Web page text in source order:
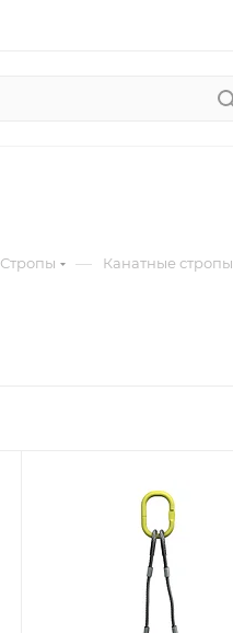
Стропы — Канатные стропы